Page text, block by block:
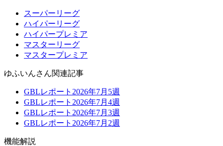
スーパーリーグ
ハイパーリーグ
ハイパープレミア
マスターリーグ
マスタープレミア
ゆふいんさん関連記事
GBLレポート2026年7月5週
GBLレポート2026年7月4週
GBLレポート2026年7月3週
GBLレポート2026年7月2週
機能解説